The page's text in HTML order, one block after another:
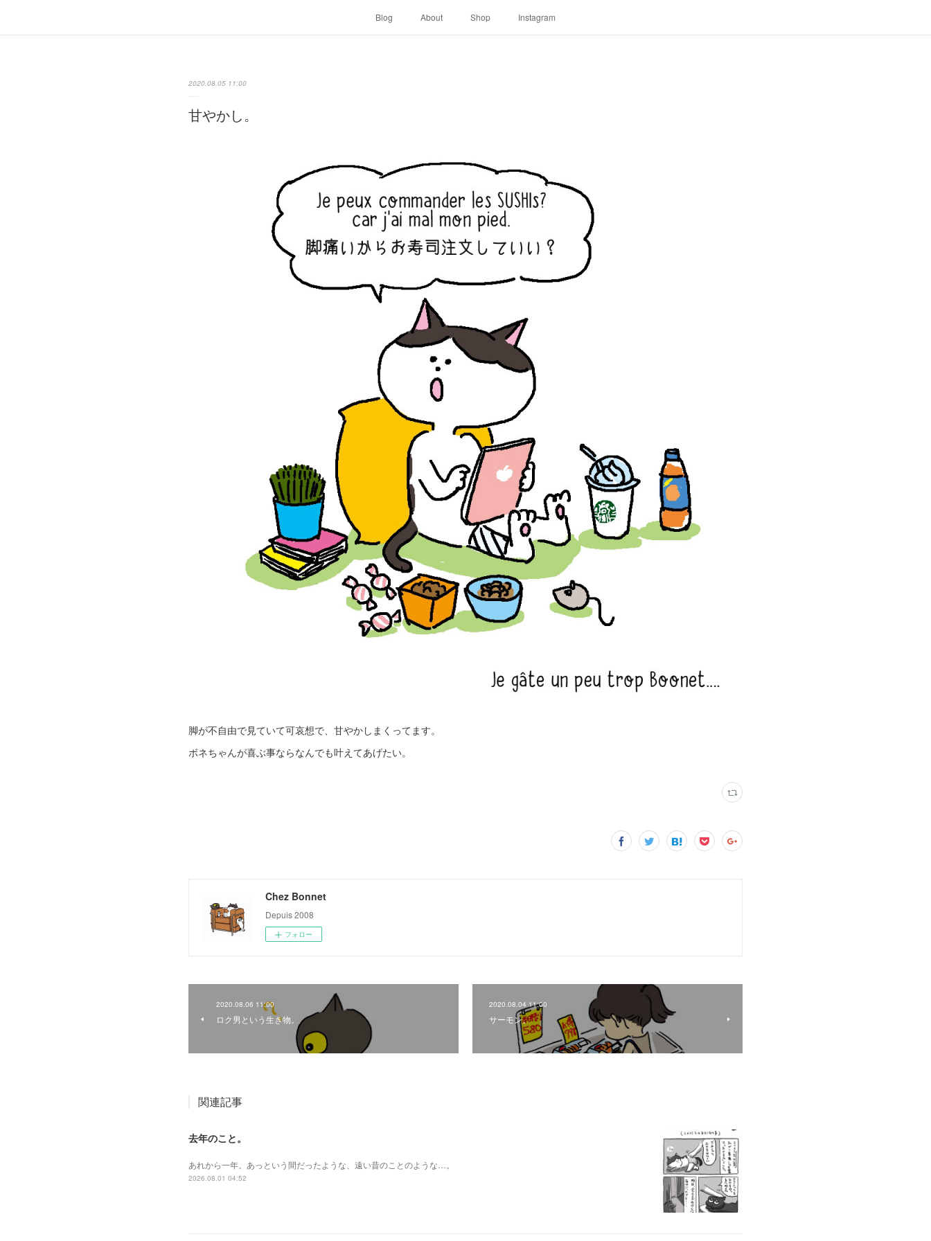
Blog About Shop Instagram
2020.08.05 11:00
甘やかし。
脚が不自由で見ていて可哀想で、甘やかしまくってます。
ボネちゃんが喜ぶ事ならなんでも叶えてあげたい。
Chez Bonnet
Depuis 2008
フォロー
2020.08.06 11:00
ロク男という生き物。
2020.08.04 11:00
サーモン。
関連記事
去年のこと。
あれから一年。あっという間だったような、遠い昔のことのような…。
2026.08.01 04:52